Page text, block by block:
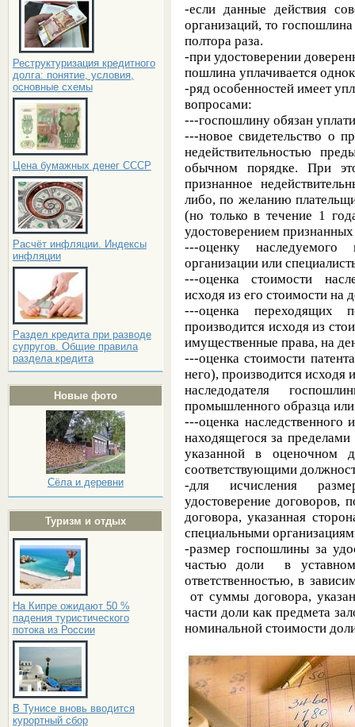
Реструктуризация кредитного
долга: понятие, условия,
основные схемы
Цена бумажных денег СССР
Расчёт инфляции. Индексы
инфляции
Раздел кредита при разводе
супругов. Общие правила
раздела кредита
Новые фото
Сёла и деревни
Туризм и отдых
На Кипре ожидают 50 %
падения туристического
потока из России
В Тунисе вновь вводится
курортный сбор
-если данные действия
организаций, то
полтора раза.
-при удостоверении
пошлина уплачивается
-ряд особенностей имеет
вопросами:
---госпошлину обязан
---новое свидетельство о
недействительностью
обычном порядке. При
признанное
либо, по желанию
(но только в течение 1
удостоверением
---оценку наследуемого
организации или
---оценка стоимости
исходя из его стоимости на
---оценка переходящих
производится исходя из
имущественные права, на
---оценка стоимости
него), производится исходя
наследодателя
промышленного образца
---оценка
находящегося за
указанной в оценочном
соответствующими
-для исчисления
удостоверение договоров,
договора, указанная
специальными
-размер госпошлины за
частью доли в уставном
ответственностью, в
от суммы договора,
части доли как предмета
номинальной стоимости